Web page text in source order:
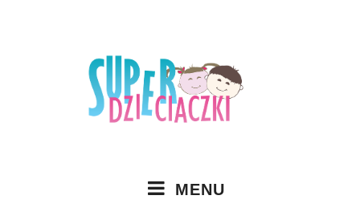
MENU